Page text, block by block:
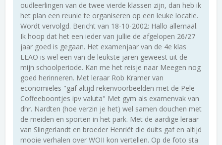
oudleerlingen van de twee vierde klassen zijn, dan heb ik
het plan een reunie te organiseren op een leuke locatie.
Wordt vervolgd. Bericht van 18-10-2002: Hallo allemaal.
Ik hoop dat het een ieder van jullie de afgelopen 26/27
jaar goed is gegaan. Het examenjaar van de 4e klas
LEAO is wel een van de leukste jaren geweest uit de
mijn schoolperiode. Kan me het reisje naar Meegen nog
goed herinneren. Met leraar Rob Kramer van
economieles "gaf altijd rekenvoorbeelden met de Pele
Coffeeboontjes ipv valuta" Met gym als examenvak van
dhr. Nardten (hoe verzin je het) wel samen douchen met
de meiden en sporten in het park. Met de aardige leraar
van Slingerlandt en broeder Henriët die duits gaf en altijd
mooie verhalen over WOII kon vertellen. Op de foto sta